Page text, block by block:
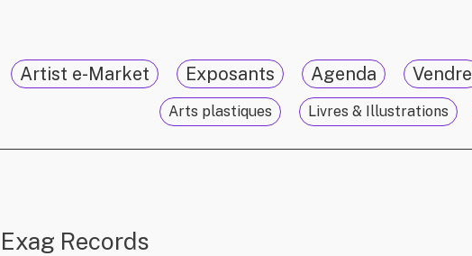
Vendre
Agenda
Exposants
Artist e-Market
Arts plastiques Livres & Illustrations
Exag Records